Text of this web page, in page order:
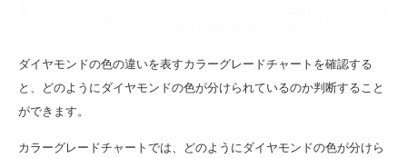
ダイヤモンドの色の違いを表すカラーグレードチャートを確認する
と、どのようにダイヤモンドの色が分けられているのか判断すること
ができます。
カラーグレードチャートでは、どのようにダイヤモンドの色が分けら